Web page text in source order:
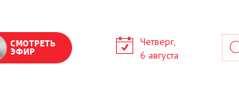
СМОТРЕТЬ
ЭФИР
Четверг,
6 августа